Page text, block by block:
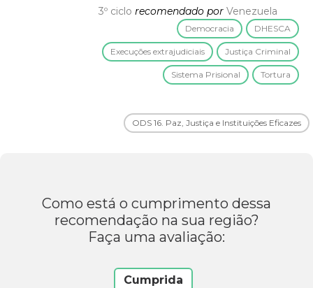
3º ciclo recomendado por Venezuela
Democracia DHESCA
Execuções extrajudiciais Justiça Criminal
Sistema Prisional Tortura
ODS 16. Paz, Justiça e Instituições Eficazes
Como está o cumprimento dessa
recomendação na sua região?
Faça uma avaliação:
Cumprida